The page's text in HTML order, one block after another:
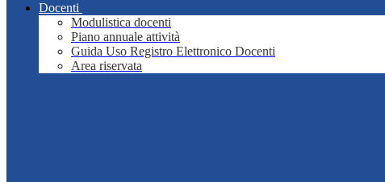
Docenti
Modulistica docenti
Piano annuale attività
Guida Uso Registro Elettronico Docenti
Area riservata